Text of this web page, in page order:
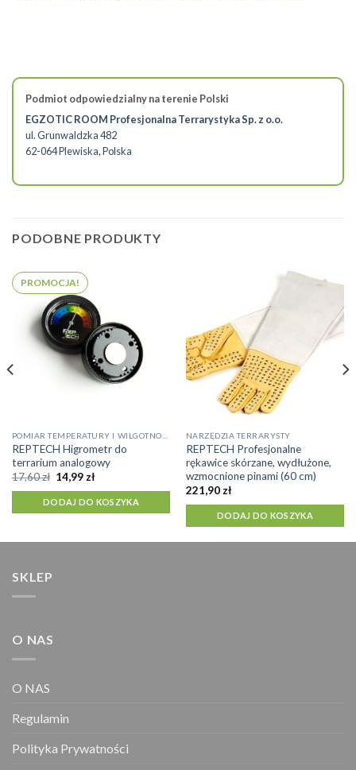
Podmiot odpowiedzialny na terenie Polski
EGZOTIC ROOM Profesjonalna Terrarystyka Sp. z o.o.
ul. Grunwaldzka 482
62-064 Plewiska, Polska
PODOBNE PRODUKTY
PROMOCJA!
REPTECH Higrometr do
terrarium analogowy
17,60zł Pierwotna
cena
wynosiła:
17,60 zł.
14,99 złAktualna
wynosi:
14,99 zł.
DODAJ DO KOSZYKA
NARZĘDZIA TERRARYSTY
REPTECH Profesjonalne
rękawice skórzane, wydłużone,
wzmocnione pinami (60 cm)
221,90 zł
DODAJ DO KOSZYKA
SKLEP
O NAS
O NAS
Regulamin
Polityka Prywatności